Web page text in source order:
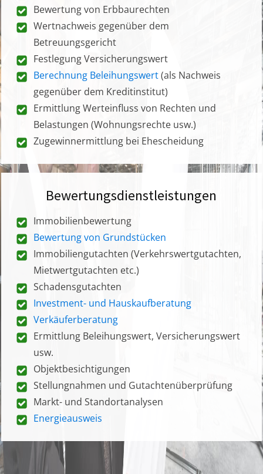
Bewertung von Erbbaurechten
Wertnachweis gegenüber dem
Betreuungsgericht
Festlegung Versicherungswert
Berechnung Beleihungswert(als Nachweis
gegenüber dem Kreditinstitut)
Ermittlung Werteinfluss von Rechten und
Belastungen (Wohnungsrechte usw.)
Zugewinnermittlung bei Ehescheidung
Bewertungsdienstleistungen
Immobilienbewertung
Bewertung von Grundstücken
Immobiliengutachten (Verkehrswertgutachten,
Mietwertgutachten etc.)
Schadensgutachten
Investment- und Hauskaufberatung
Verkäuferberatung
Ermittlung Beleihungswert, Versicherungswert
usw.
Objektbesichtigungen
Stellungnahmen und Gutachtenüberprüfung
Markt- und Standortanalysen
Energieausweis